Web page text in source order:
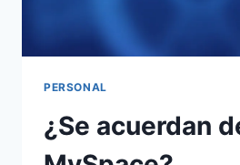
PERSONAL
¿Se acuerdan